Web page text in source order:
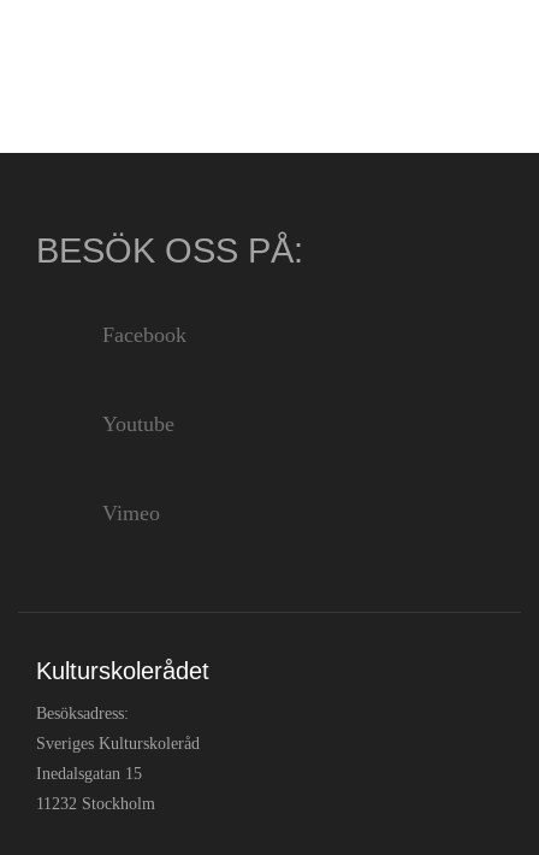
BESÖK OSS PÅ:
Facebook
Youtube
Vimeo
Kulturskolerådet
Besöksadress:
Sveriges Kulturskoleråd
Inedalsgatan 15
11232 Stockholm